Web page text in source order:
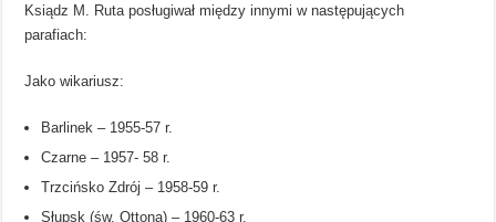
Ksiądz M. Ruta posługiwał między innymi w następujących
parafiach:
Jako wikariusz:
Barlinek – 1955-57 r.
Czarne – 1957- 58 r.
Trzcińsko Zdrój – 1958-59 r.
Słupsk (św. Ottona) – 1960-63 r.